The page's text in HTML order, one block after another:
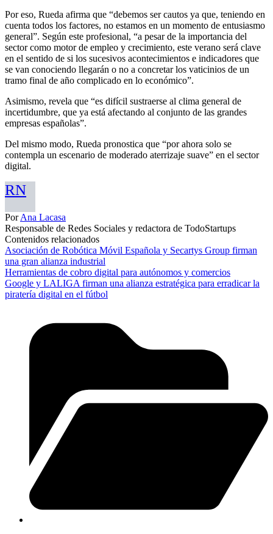
Por eso, Rueda afirma que “debemos ser cautos ya que, teniendo en
cuenta todos los factores, no estamos en un momento de entusiasmo
general”. Según este profesional, “a pesar de la importancia del
sector como motor de empleo y crecimiento, este verano será clave
en el sentido de si los sucesivos acontecimientos e indicadores que
se van conociendo llegarán o no a concretar los vaticinios de un
tramo final de año complicado en lo económico”.
Asimismo, revela que “es difícil sustraerse al clima general de
incertidumbre, que ya está afectando al conjunto de las grandes
empresas españolas”.
Del mismo modo, Rueda pronostica que “por ahora solo se
contempla un escenario de moderado aterrizaje suave” en el sector
digital.
RN
PorAna Lacasa
Responsable de Redes Sociales y redactora de TodoStartups
Contenidos relacionados
Asociación de Robótica Móvil Española y Secartys Group firman
una gran alianza industrial
Herramientas de cobro digital para autónomos y comercios
Google y LALIGA firman una alianza estratégica para erradicar la
piratería digital en el fútbol